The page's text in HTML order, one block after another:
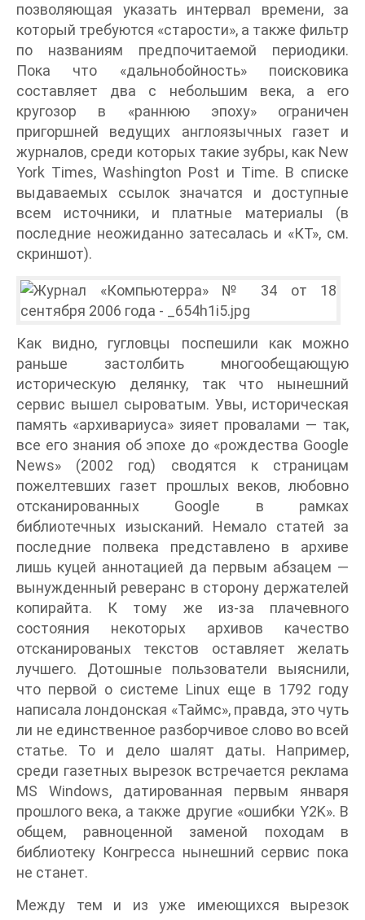
позволяющая указать интервал времени, за
который требуются «старости», а также фильтр
по названиям предпочитаемой периодики.
Пока что «дальнобойность» поисковика
составляет два с небольшим века, а его
кругозор в «раннюю эпоху» ограничен
пригоршней ведущих англоязычных газет и
журналов, среди которых такие зубры, как New
York Times, Washington Post и Time. В списке
выдаваемых ссылок значатся и доступные
всем источники, и платные материалы (в
последние неожиданно затесалась и «КТ», см.
скриншот).
Как видно, гугловцы поспешили как можно
раньше застолбить многообещающую
историческую делянку, так что нынешний
сервис вышел сыроватым. Увы, историческая
память «архивариуса» зияет провалами — так,
все его знания об эпохе до «рождества Google
News» (2002 год) сводятся к страницам
пожелтевших газет прошлых веков, любовно
отсканированных Google в рамках
библиотечных изысканий. Немало статей за
последние полвека представлено в архиве
лишь куцей аннотацией да первым абзацем —
вынужденный реверанс в сторону держателей
копирайта. К тому же из-за плачевного
состояния некоторых архивов качество
отсканированых текстов оставляет желать
лучшего. Дотошные пользователи выяснили,
что первой о системе Linux еще в 1792 году
написала лондонская «Таймс», правда, это чуть
ли не единственное разборчивое слово во всей
статье. То и дело шалят даты. Например,
среди газетных вырезок встречается реклама
MS Windows, датированная первым января
прошлого века, а также другие «ошибки Y2K». В
общем, равноценной заменой походам в
библиотеку Конгресса нынешний сервис пока
не станет.
Между тем и из уже имеющихся вырезок